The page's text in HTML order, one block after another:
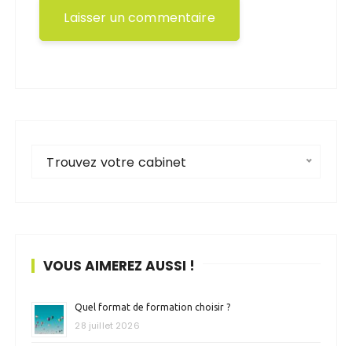
Trouvez votre cabinet
VOUS AIMEREZ AUSSI !
Quel format de formation choisir ?
28 juillet 2026